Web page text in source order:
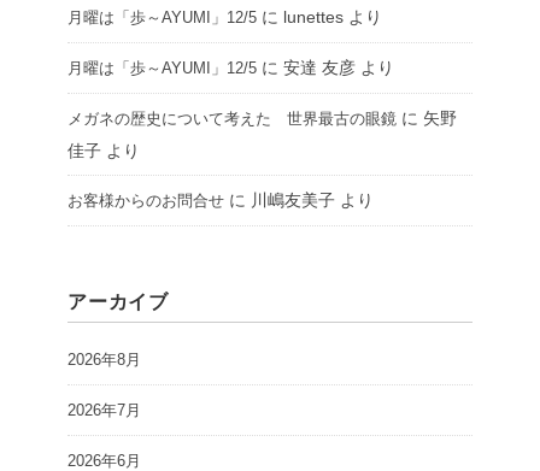
月曜は「歩～AYUMI」12/5 に lunettes より
月曜は「歩～AYUMI」12/5 に 安達 友彦 より
メガネの歴史について考えた 世界最古の眼鏡 に 矢野
佳子 より
お客様からのお問合せ に 川嶋友美子 より
アーカイブ
2026年8月
2026年7月
2026年6月